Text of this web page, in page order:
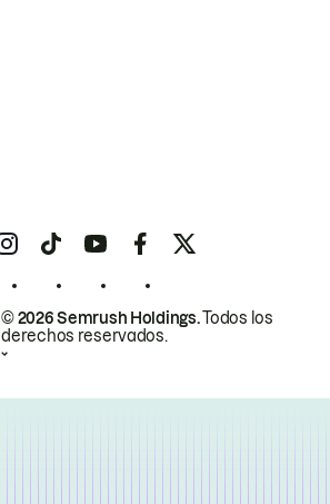
© 2026 Semrush Holdings.Todos los
derechos reservados.